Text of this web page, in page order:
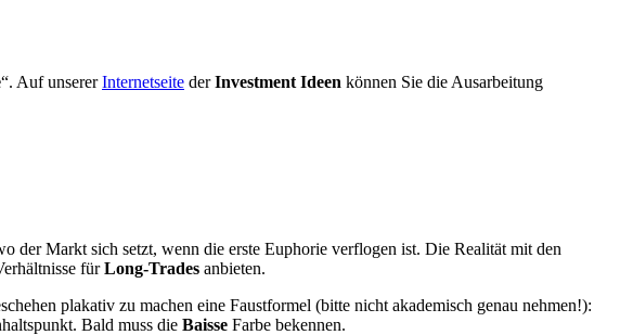
“. Auf unsererInternetseite derInvestment Ideen können Sie die Ausarbeitung
Markt sich setzt, wenn die erste Euphorie verflogen ist. Die Realität mit den
fürLong-Trades anbieten.
plakativ zu machen eine Faustformel (bitte nicht akademisch genau nehmen!):
Bald muss die Baisse Farbe bekennen.